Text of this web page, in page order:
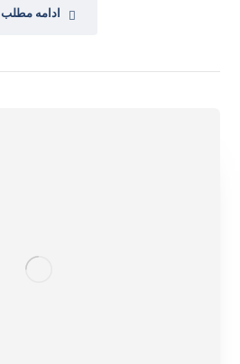
ادامه مطلب